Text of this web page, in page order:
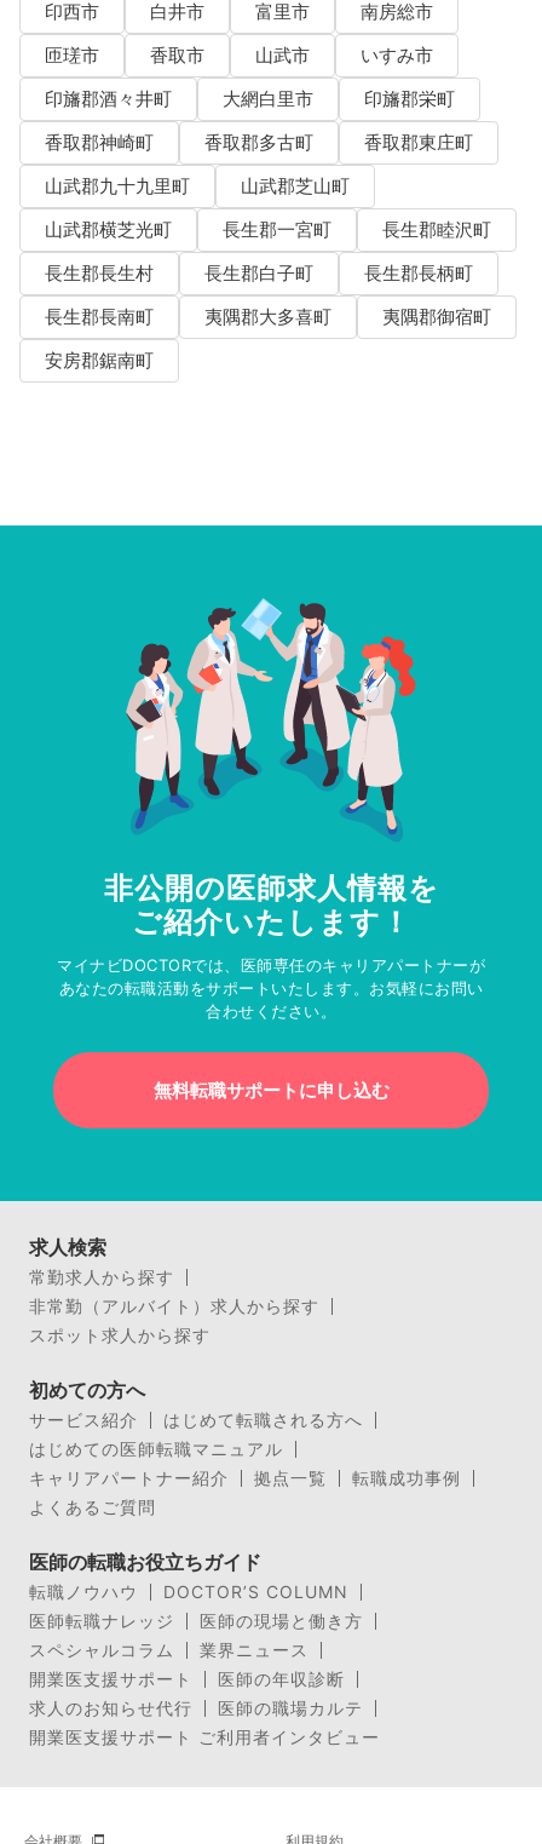
印西市
白井市 富里市
南房総市
匝瑳市
香取市 山武市
いすみ市
印旛郡酒々井町
大網白里市
印旛郡栄町
香取郡神崎町
香取郡多古町
香取郡東庄町
山武郡九十九里町
山武郡芝山町
山武郡横芝光町
長生郡一宮町
長生郡睦沢町
長生郡長生村
長生郡白子町
長生郡長柄町
長生郡長南町
夷隅郡大多喜町
夷隅郡御宿町
安房郡鋸南町
非公開の医師求人情報を
ご紹介いたします！
マイナビDOCTORでは、医師専任のキャリアパートナーが
あなたの転職活動をサポートいたします。お気軽にお問い
合わせください。
無料転職サポートに申し込む
求人検索
常勤求人から探す
非常勤（アルバイト）求人から探す
スポット求人から探す
初めての方へ
サービス紹介
はじめて転職される方へ
はじめての医師転職マニュアル
キャリアパートナー紹介
拠点一覧
転職成功事例
よくあるご質問
医師の転職お役立ちガイド
転職ノウハウ
DOCTOR’S COLUMN
医師転職ナレッジ
医師の現場と働き方
スペシャルコラム
業界ニュース
開業医支援サポート
医師の年収診断
求人のお知らせ代行
医師の職場カルテ
開業医支援サポート ご利用者インタビュー